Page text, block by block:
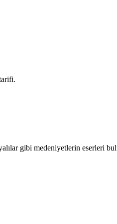
gibi medeniyetlerin eserleri